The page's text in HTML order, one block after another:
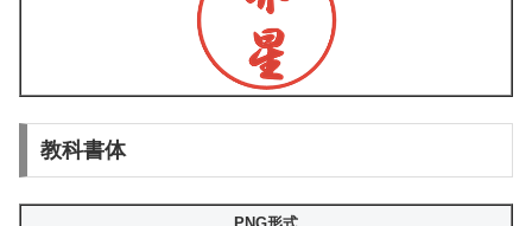
教科書体